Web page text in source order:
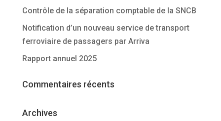
Contrôle de la séparation comptable de la SNCB
Notification d’un nouveau service de transport
ferroviaire de passagers par Arriva
Rapport annuel 2025
Commentaires récents
Archives